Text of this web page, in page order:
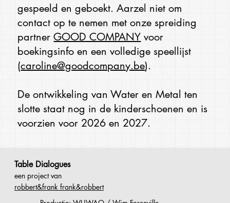
gespeeld en geboekt. Aarzel niet om
contact op te nemen met onze spreiding
partnerGOOD COMPANY voor
boekingsinfo en een volledige speellijst
(caroline@goodcompany.be).
De ontwikkeling van Water en Metal ten
slotte staat nog in de kinderschoenen en is
voorzien voor 2026 en 2027.
Table Dialogues
een project van
robbert&frank frank&robbert